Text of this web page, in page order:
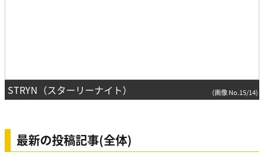
STRYN（スターリーナイト） (画像 No.15/14)
最新の投稿記事(全体)